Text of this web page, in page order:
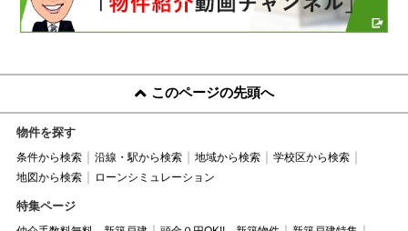
このページの先頭へ
物件を探す
条件から検索 沿線・駅から検索 地域から検索
学校区から検索
地図から検索
ローンシミュレーション
特集ページ